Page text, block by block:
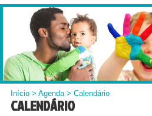
Início >Agenda> Calendário
CALENDÁRIO